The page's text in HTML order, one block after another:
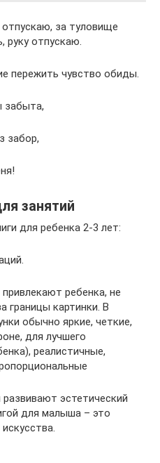
отпускаю, за туловище
руку отпускаю.
пережить чувство обиды.
забыта,
забор,
занятий
для ребенка 2-3 лет:
ребенка, не
границы картинки. В
обычно яркие, четкие,
для лучшего
реалистичные,
эстетический
для малыша – это